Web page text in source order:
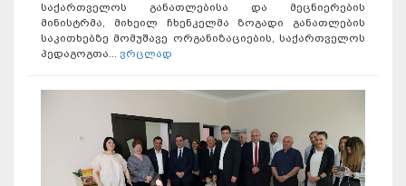
საქართველოს განათლებისა და მეცნიერების
მინისტრმა, მიხეილ ჩხენკელმა ზოგადი განათლების
საკითხებზე მომუშავე ორგანიზაციების, საქართველოს
პედაგოგთა... ვრცლად